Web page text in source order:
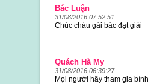
Bác Luận
31/08/2016 07:52:51
Chúc cháu gái bác đạt giải
Quách Hà My
31/08/2016 06:39:27
Mọi người hãy tham gia